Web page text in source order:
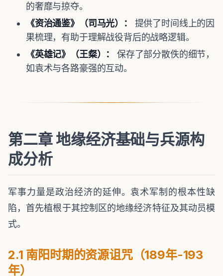
的奢靡与掠夺。
《资治通鉴》（司马光）：
提供了时间线上的因
果梳理，有助于理解战役背后的战略逻辑。
《英雄记》（王粲）：
保存了部分散佚的细节，
如袁术与各路豪强的互动。
第二章 地缘经济基础与兵源构
成分析
军事力量是政治经济的延伸。袁术军制的根本性缺
陷，首先植根于其控制区的地缘经济特征及其动员模
式。
2.1 南阳时期的资源诅咒（189年-193
年）